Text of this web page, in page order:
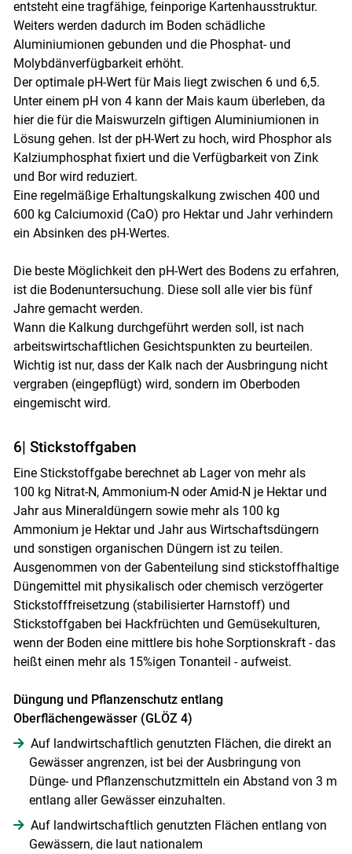
entsteht eine tragfähige, feinporige Kartenhausstruktur.
Weiters werden dadurch im Boden schädliche
Aluminiumionen gebunden und die Phosphat- und
Molybdänverfügbarkeit erhöht.
Der optimale pH-Wert für Mais liegt zwischen 6 und 6,5.
Unter einem pH von 4 kann der Mais kaum überleben, da
hier die für die Maiswurzeln giftigen Aluminiumionen in
Lösung gehen. Ist der pH-Wert zu hoch, wird Phosphor als
Kalziumphosphat fixiert und die Verfügbarkeit von Zink
und Bor wird reduziert.
Eine regelmäßige Erhaltungskalkung zwischen 400 und
600 kg Calciumoxid (CaO) pro Hektar und Jahr verhindern
ein Absinken des pH-Wertes.
Die beste Möglichkeit den pH-Wert des Bodens zu erfahren,
ist die Bodenuntersuchung. Diese soll alle vier bis fünf
Jahre gemacht werden.
Wann die Kalkung durchgeführt werden soll, ist nach
arbeitswirtschaftlichen Gesichtspunkten zu beurteilen.
Wichtig ist nur, dass der Kalk nach der Ausbringung nicht
vergraben (eingepflügt) wird, sondern im Oberboden
eingemischt wird.
6| Stickstoffgaben
Eine Stickstoffgabe berechnet ab Lager von mehr als
100 kg Nitrat-N, Ammonium-N oder Amid-N je Hektar und
Jahr aus Mineraldüngern sowie mehr als 100 kg
Ammonium je Hektar und Jahr aus Wirtschaftsdüngern
und sonstigen organischen Düngern ist zu teilen.
Ausgenommen von der Gabenteilung sind stickstoffhaltige
Düngemittel mit physikalisch oder chemisch verzögerter
Stickstofffreisetzung (stabilisierter Harnstoff) und
Stickstoffgaben bei Hackfrüchten und Gemüsekulturen,
wenn der Boden eine mittlere bis hohe Sorptionskraft - das
heißt einen mehr als 15%igen Tonanteil - aufweist.
Düngung und Pflanzenschutz entlang
Oberflächengewässer (GLÖZ 4)
Auf landwirtschaftlich genutzten Flächen, die direkt an
Gewässer angrenzen, ist bei der Ausbringung von
Dünge- und Pflanzenschutzmitteln ein Abstand von 3 m
entlang aller Gewässer einzuhalten.
Auf landwirtschaftlich genutzten Flächen entlang von
Gewässern, die laut nationalem